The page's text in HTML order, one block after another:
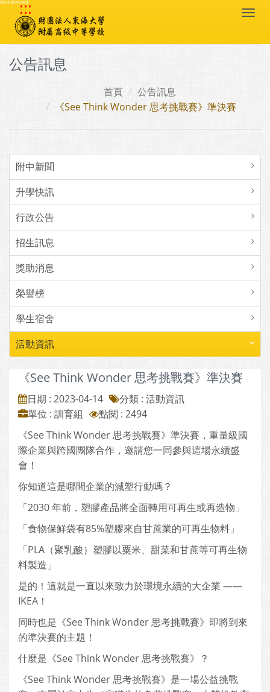
跳到主要內容區塊
:::
公告訊息
首頁
公告訊息
《See Think Wonder 思考挑戰賽》準決賽
附中新聞
升學快訊
行政公告
招生訊息
獎助消息
榮譽榜
學生宿舍
活動資訊
《See Think Wonder 思考挑戰賽》準決賽
日期 : 2023-04-14
分類 : 活動資訊
單位 : 訓育組
點閱 : 2494
《See Think Wonder 思考挑戰賽》準決賽，重量級國
際企業與跨國團隊合作，邀請您一同參與這場永續盛
會！
你知道這是哪間企業的減塑行動嗎？
「2030 年前，塑膠產品將全面轉用可再生或再造物」
「食物保鮮袋有85%塑膠來自甘蔗業的可再生物料」
「PLA（聚乳酸）塑膠以粟米、甜菜和甘蔗等可再生物
料製造」
是的！這就是一直以來致力於環境永續的大企業 ——
IKEA！
同時也是《See Think Wonder 思考挑戰賽》即將到來
的準決賽的主題！
什麼是《See Think Wonder 思考挑戰賽》？
《See Think Wonder 思考挑戰賽》是一場公益挑戰